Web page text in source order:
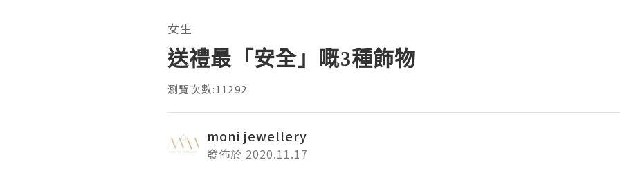
女生
送禮最「安全」嘅3種飾物
瀏覽次數:11292
moni jewellery
發佈於 2020.11.17